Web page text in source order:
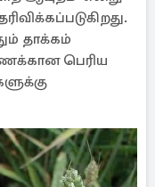
தாக்கம்
பெரிய